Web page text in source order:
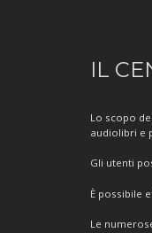
IL
Lo scopo
audiolibri e
Gli utenti
È possibile
Le